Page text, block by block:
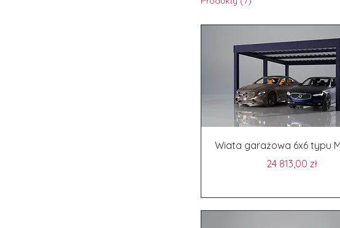
Wiata garażowa 6x6 typu
Cena
24 813,00 zł